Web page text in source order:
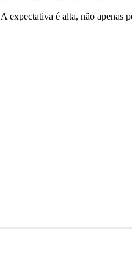
é alta, não apenas